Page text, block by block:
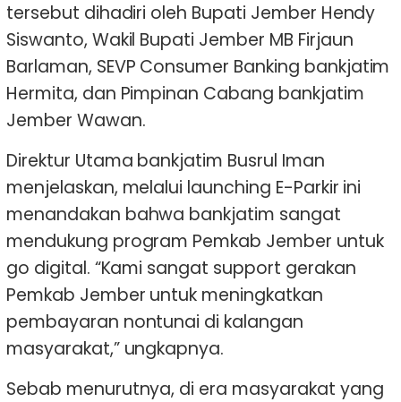
tersebut dihadiri oleh Bupati Jember Hendy
Siswanto, Wakil Bupati Jember MB Firjaun
Barlaman, SEVP Consumer Banking bankjatim
Hermita, dan Pimpinan Cabang bankjatim
Jember Wawan.
Direktur Utama bankjatim Busrul Iman
menjelaskan, melalui launching E-Parkir ini
menandakan bahwa bankjatim sangat
mendukung program Pemkab Jember untuk
go digital. “Kami sangat support gerakan
Pemkab Jember untuk meningkatkan
pembayaran nontunai di kalangan
masyarakat,” ungkapnya.
Sebab menurutnya, di era masyarakat yang